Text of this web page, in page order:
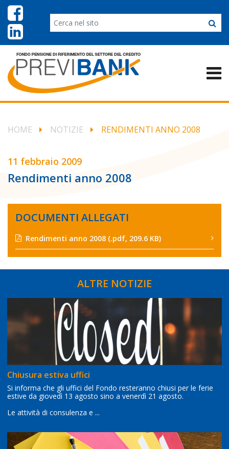
HOME NOTIZIE RENDIMENTI ANNO 2008
11 febbraio 2009
Rendimenti anno 2008
DOCUMENTI ALLEGATI
Rendimenti anno 2008 (.pdf, 209.6 KB)
ALTRE NOTIZIE
Chiusura estiva uffici
Si informa che gli uffici del Fondo resteranno chiusi per le ferie
estive da giovedì 13 agosto sino a venerdì 21 agosto.
Le attività di consulenza e ...